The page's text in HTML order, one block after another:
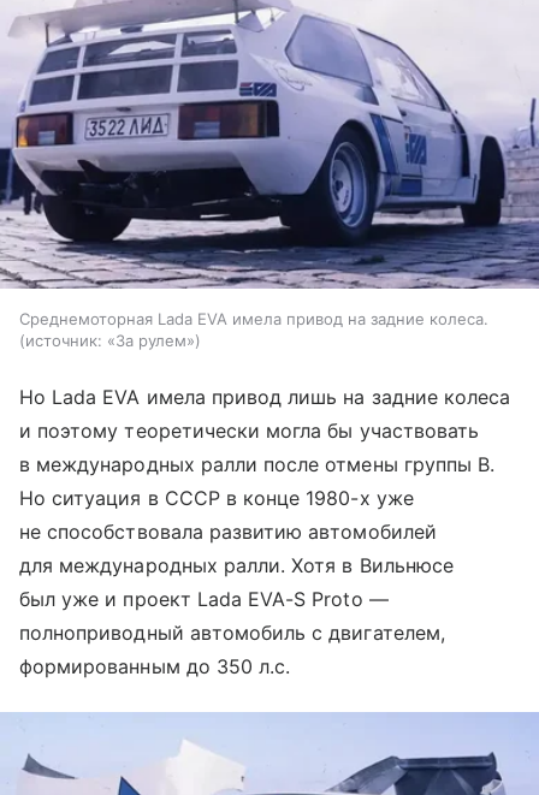
Среднемоторная Lada EVA имела привод на задние колеса.
источник: «За рулем»
Но Lada EVA имела привод лишь на задние колеса
и поэтому теоретически могла бы участвовать
в международных ралли после отмены группы В.
Но ситуация в СССР в конце 1980-х уже
не способствовала развитию автомобилей
для международных ралли. Хотя в Вильнюсе
был уже и проект Lada EVA-S Proto —
полноприводный автомобиль с двигателем,
формированным до 350 л.с.